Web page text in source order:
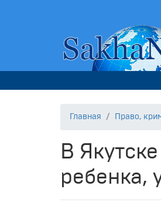
Главная Право,
В
ребенка,